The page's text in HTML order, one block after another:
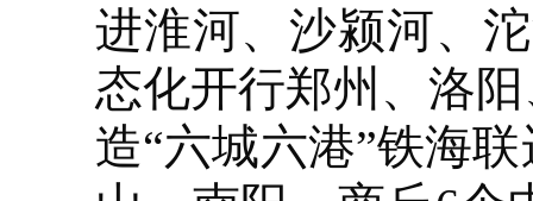
进淮河、沙颍河、
态化开行郑州、洛
造“六城六港”铁海